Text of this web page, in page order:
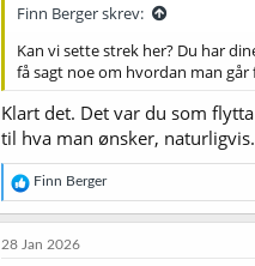
Finn Berger skrev:
Kan vi sette strek her? Du har
få sagt noe om hvordan man
Klart det. Det var du som
til hva man ønsker, naturligvis.
R
e
a
Finn Berger
28 Jan 2026